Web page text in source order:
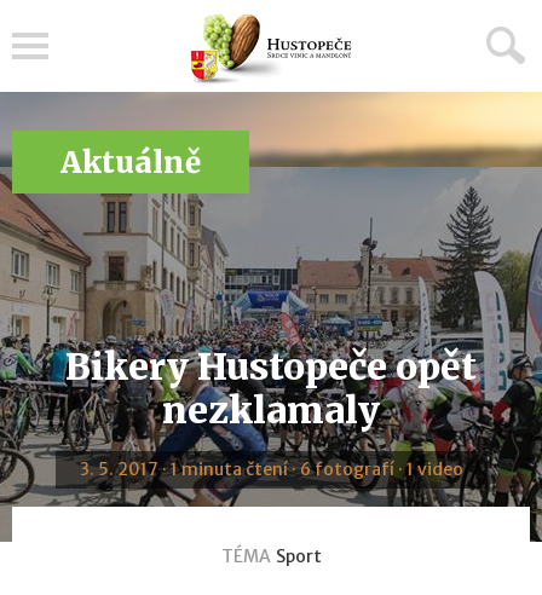
Aktuálně
Bikery Hustopeče opět
nezklamaly
3. 5. 2017 · 1 minuta čtení · 6 fotografí · 1 video
TÉMA Sport